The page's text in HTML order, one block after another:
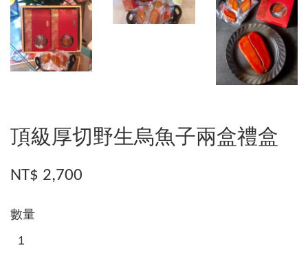
頂級厚切野生烏魚子兩盒禮盒
NT$ 2,700
數量